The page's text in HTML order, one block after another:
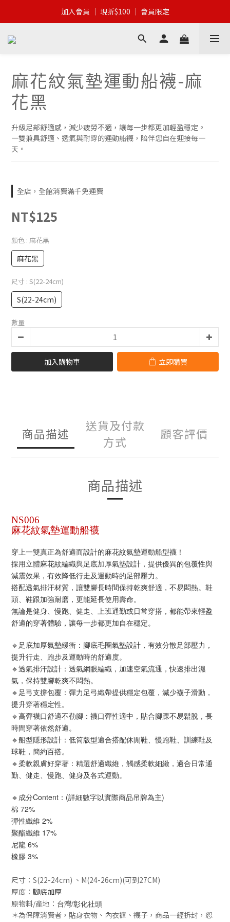
加入會員 │ 全館滿$399 │ 超商免運
加入會員 │ 現折$100 │ 會員限定
加入會員 │ 全館滿$399 │ 超商免運
麻花紋氣墊運動船襪-麻
花黑
升級足部舒適感，減少疲勞不適，讓每一步都更加輕盈穩定。
一雙兼具舒適、透氣與耐穿的運動船襪，陪伴您自在迎接每一
天。
全店，全館消費滿千免運費
NT$125
顏色 : 麻花黑
麻花黑
尺寸 : S(22-24cm)
S(22-24cm)
數量
加入購物車 立即購買
商品描述
送貨及付款
方式
顧客評價
商品描述
NS006
麻花紋氣墊運動船襪
穿上一雙真正為舒適而設計的麻花紋氣墊運動船型襪！
採用立體麻花紋編織與足底加厚氣墊設計，提供優異的包覆性與
減震效果，有效降低行走及運動時的足部壓力。
搭配透氣排汗材質，讓雙腳長時間保持乾爽舒適，不易悶熱。鞋
頭、鞋跟加強耐磨，更能延長使用壽命。
無論是健身、慢跑、健走、上班通勤或日常穿搭，都能帶來輕盈
舒適的穿著體驗，讓每一步都更加自在穩定。
🔹足底加厚氣墊緩衝：腳底毛圈氣墊設計，有效分散足部壓力，
提升行走、跑步及運動時的舒適度。
🔹透氣排汗設計：透氣網眼編織，加速空氣流通，快速排出濕
氣，保持雙腳乾爽不悶熱。
🔹足弓支撐包覆：彈力足弓織帶提供穩定包覆，減少襪子滑動，
提升穿著穩定性。
🔹高彈襪口舒適不勒腳：襪口彈性適中，貼合腳踝不易鬆脫，長
時間穿著依然舒適。
🔹船型隱形設計：低筒版型適合搭配休閒鞋、慢跑鞋、訓練鞋及
球鞋，簡約百搭。
🔹柔軟親膚好穿著：精選舒適纖維，觸感柔軟細緻，適合日常通
勤、健走、慢跑、健身及各式運動。
🔹成分Content：(詳細數字以實際商品吊牌為主)
棉 72%
彈性纖維 2%
聚酯纖維 17%
尼龍 6%
橡膠 3%
尺寸：S(22-24cm) 、M(24-26cm)(可到27CM)
厚度： 腳底加厚
原物料/產地： 台灣/彰化社頭
＊為保障消費者，貼身衣物、內衣褲、襪子，商品一經拆封，恕